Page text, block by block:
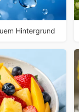
Hintergrund